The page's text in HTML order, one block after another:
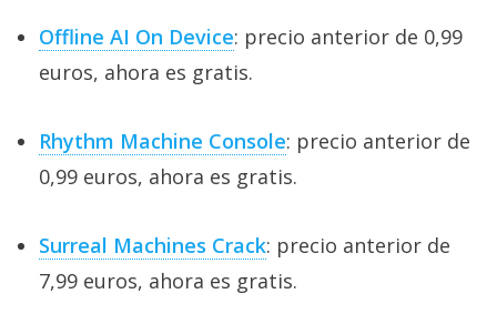
Offline AI On Device: precio anterior de 0,99
euros, ahora es gratis.
Rhythm Machine Console: precio anterior de
0,99 euros, ahora es gratis.
Surreal Machines Crack: precio anterior de
7,99 euros, ahora es gratis.